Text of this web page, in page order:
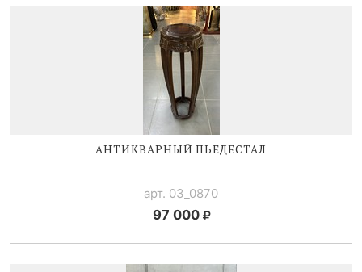
АНТИКВАРНЫЙ ПЬЕДЕСТАЛ
арт. 03_0870
97 000